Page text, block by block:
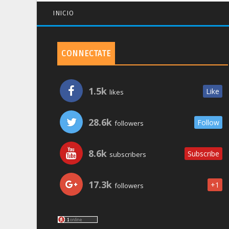
INICIO
CONNECTATE
1.5k likes Like
28.6k followers Follow
8.6k subscribers Subscribe
17.3k followers +1